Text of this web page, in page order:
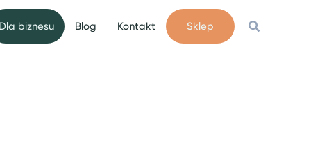
biznesu Blog Kontakt Sklep Szukaj